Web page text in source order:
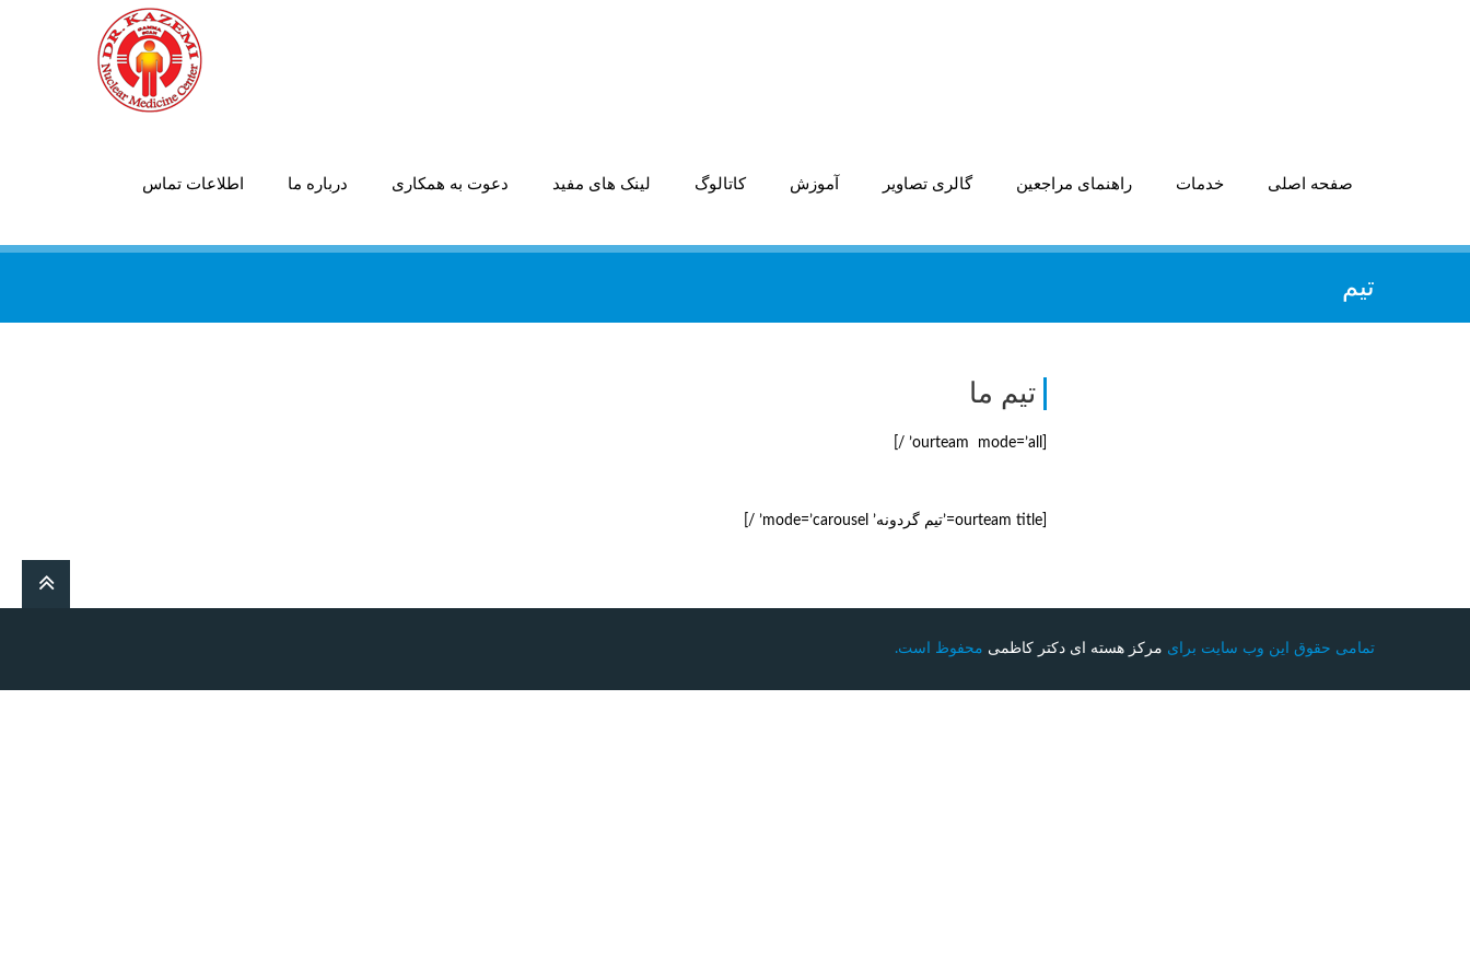
صفحه اصلی خدمات راهنمای مراجعین گالری تصاویر آموزش کاتالوگ لینک های مفید دعوت به همکاری درباره ما اطلاعات تماس
تیم
تیم ما
تمامی حقوق این وب سایت برای مرکز هسته ای دکتر کاظمی محفوظ است.